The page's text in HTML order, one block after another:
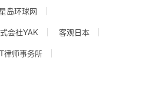
星岛环球网
会社YAK
客观日本
律师事务所